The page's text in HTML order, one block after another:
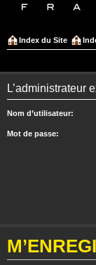
Index du Site
L’administrateur
Nom d’utilisateur:
Mot de passe: